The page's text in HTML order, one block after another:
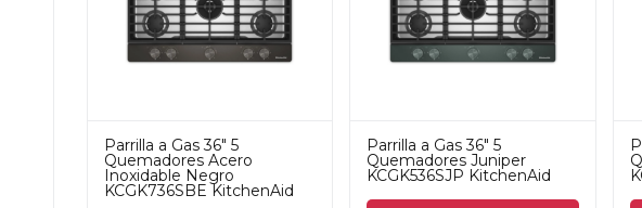
Parrilla a Gas 36" 5
Quemadores Acero
Inoxidable Negro
KCGK736SBE KitchenAid
Parrilla a Gas 36" 5
Quemadores Juniper
KCGK536SJP KitchenAid